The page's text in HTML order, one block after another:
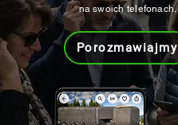
na swoich telefonach.
Porozmawiajmy